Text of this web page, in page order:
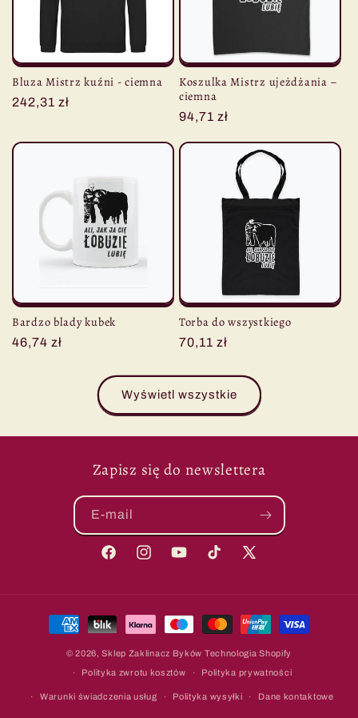
Bluza Mistrz kuźni - ciemna
Cena
242,31 zł
Koszulka Mistrz ujeżdżania –
ciemna
Cena
94,71 zł
Bardzo blady kubek
Cena
46,74 zł
Torba do wszystkiego
Cena
70,11 zł
Wyświetl wszystkie
Zapisz się do newslettera
E-mail
FacebookInstagramYoutubeTikTok
X
Metody
płatności
© 2026,Sklep Zaklinacz Byków Technologia Shopify
Polityka zwrotu kosztów
Polityka prywatności
Warunki świadczenia usług Polityka wysyłki Dane kontaktowe